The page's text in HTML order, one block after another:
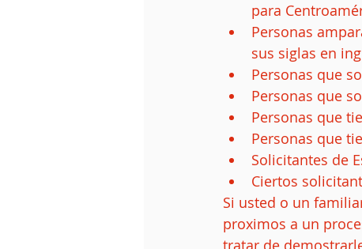
para
Personas
sus siglas en
Personas que
Personas que
Personas que
Personas que
Solicitantes de
Ciertos
Si usted o un
proximos a un